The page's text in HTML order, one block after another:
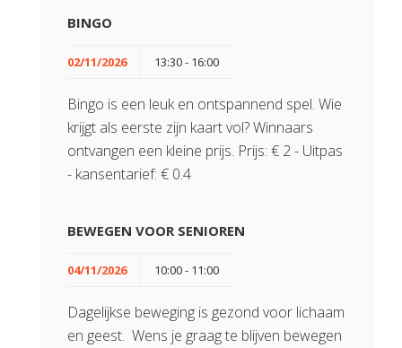
BINGO
02/11/2026 13:30 - 16:00
Bingo is een leuk en ontspannend spel. Wie
krijgt als eerste zijn kaart vol? Winnaars
ontvangen een kleine prijs. Prijs: € 2 - Uitpas
- kansentarief: € 0.4
BEWEGEN VOOR SENIOREN
04/11/2026 10:00 - 11:00
Dagelijkse beweging is gezond voor lichaam
en geest. Wens je graag te blijven bewegen